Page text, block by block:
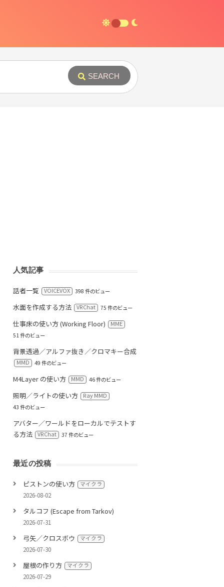
SEARCH
人気記事
話者一覧 VOICEVOX 398 件のビュー
水面を作成する方法 VRChat 75 件のビュー
仕事床の使い方 (Working Floor)
MME
51 件のビュー
背景透過／アルファ抜き／クロマキー合成
MMD 49 件のビュー
M4Layer の使い方 MMD 46 件のビュー
照明／ライトの使い方
Ray MMD
43 件のビュー
アバター／ワールドをローカルでテストす
る方法
VRChat 37 件のビュー
最近の投稿
ピストンの使い方 マイクラ
2026-08-02
タルコフ (Escape from Tarkov)
2026-07-31
弓矢／クロスボウ マイクラ
2026-07-30
屋根の作り方 マイクラ
2026-07-29